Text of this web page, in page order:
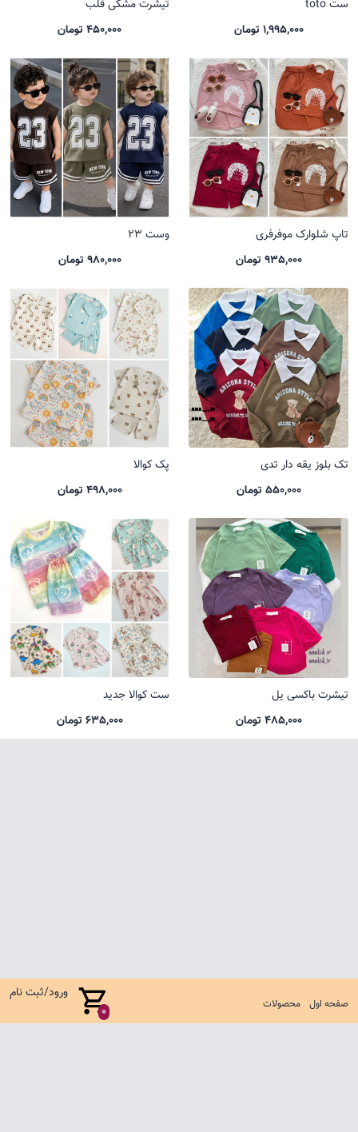
صفحه اول محصولات 0
ورود/ثبت نام
ست toto
1,995,000 تومان
تیشرت مشکی قلب
450,000 تومان
تاپ شلوارک موفرفری
935,000 تومان
وست 23
980,000 تومان
تک بلوز یقه دار تدی
550,000 تومان
پک کوالا
498,000 تومان
تیشرت باکسی یل
485,000 تومان
ست کوالا جدید
635,000 تومان